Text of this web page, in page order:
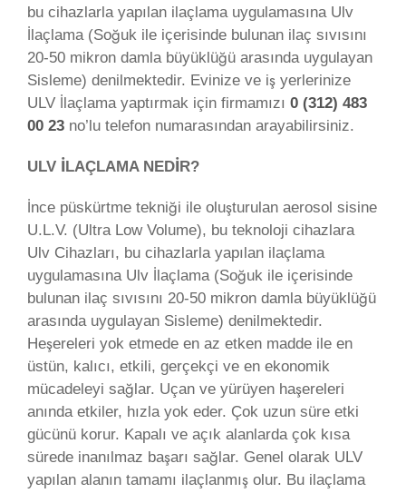
bu cihazlarla yapılan ilaçlama uygulamasına Ulv
İlaçlama (Soğuk ile içerisinde bulunan ilaç sıvısını
20-50 mikron damla büyüklüğü arasında uygulayan
Sisleme) denilmektedir. Evinize ve iş yerlerinize
ULV İlaçlama yaptırmak için firmamızı 0 (312) 483
00 23 no’lu telefon numarasından arayabilirsiniz.
ULV İLAÇLAMA NEDİR?
İnce püskürtme tekniği ile oluşturulan aerosol sisine
U.L.V. (Ultra Low Volume), bu teknoloji cihazlara
Ulv Cihazları, bu cihazlarla yapılan ilaçlama
uygulamasına Ulv İlaçlama (Soğuk ile içerisinde
bulunan ilaç sıvısını 20-50 mikron damla büyüklüğü
arasında uygulayan Sisleme) denilmektedir.
Heşereleri yok etmede en az etken madde ile en
üstün, kalıcı, etkili, gerçekçi ve en ekonomik
mücadeleyi sağlar. Uçan ve yürüyen haşereleri
anında etkiler, hızla yok eder. Çok uzun süre etki
gücünü korur. Kapalı ve açık alanlarda çok kısa
sürede inanılmaz başarı sağlar. Genel olarak ULV
yapılan alanın tamamı ilaçlanmış olur. Bu ilaçlama